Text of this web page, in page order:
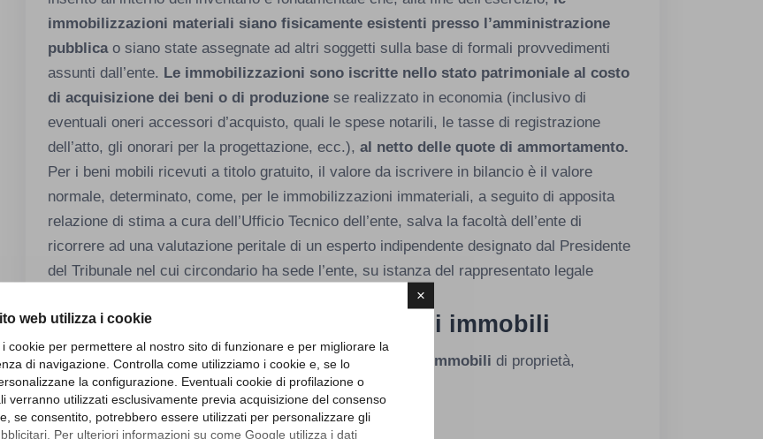
×
web utilizza i cookie
i cookie per permettere al nostro sito di funzionare e per migliorare la
di navigazione. Controlla come utilizziamo i cookie e, se lo
la configurazione. Eventuali cookie di profilazione o
verranno utilizzati esclusivamente previa acquisizione del consenso
se consentito, potrebbero essere utilizzati per personalizzare gli
Per ulteriori informazioni su come Google utilizza i dati
immobilizzazioni materiali siano fisicamente esistenti presso l’amministrazione
pubblicao siano state assegnate ad altri soggetti sulla base di formali provvedimenti
assunti dall’ente. Le immobilizzazioni sono iscritte nello stato patrimoniale al costo
di acquisizione dei beni o di produzione se realizzato in economia (inclusivo di
eventuali oneri accessori d’acquisto, quali le spese notarili, le tasse di registrazione
dell’atto, gli onorari per la progettazione, ecc.),al netto delle quote di ammortamento.
Per i beni mobili ricevuti a titolo gratuito, il valore da iscrivere in bilancio è il valore
normale, determinato, come, per le immobilizzazioni immateriali, a seguito di apposita
relazione di stima a cura dell’Ufficio Tecnico dell’ente, salva la facoltà dell’ente di
ricorrere ad una valutazione peritale di un esperto indipendente designato dal Presidente
del Tribunale nel cui circondario ha sede l’ente, su istanza del rappresentato legale
Immobilizzazioni materiali – i beni immobili
In primo luogo, dovrà essere presente un elenco dei beni immobili di proprietà,
suddivisi nelle categorie definite dalla normativa, ovvero:
Beni immobili demaniali ripartiti in:
Terreni;